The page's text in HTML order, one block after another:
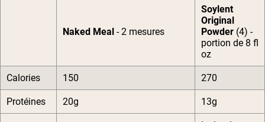
Naked Meal - 2 mesures
Soylent
Original
Powder (4) -
portion de 8 fl
oz
Calories 150 270
Protéines 20g 13g